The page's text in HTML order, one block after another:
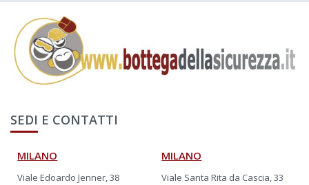
SEDI E CONTATTI
MILANO
Viale Edoardo Jenner, 38
MILANO
Viale Santa Rita da Cascia, 33